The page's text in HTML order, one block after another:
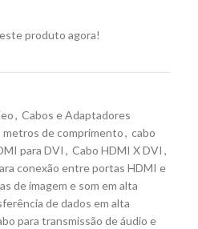
produto agora!
, Cabos e Adaptadores
metros de comprimento, cabo
para DVI , Cabo HDMI X DVI ,
conexão entre portas HDMI e
de imagem e som em alta
de dados em alta
para transmissão de áudio e